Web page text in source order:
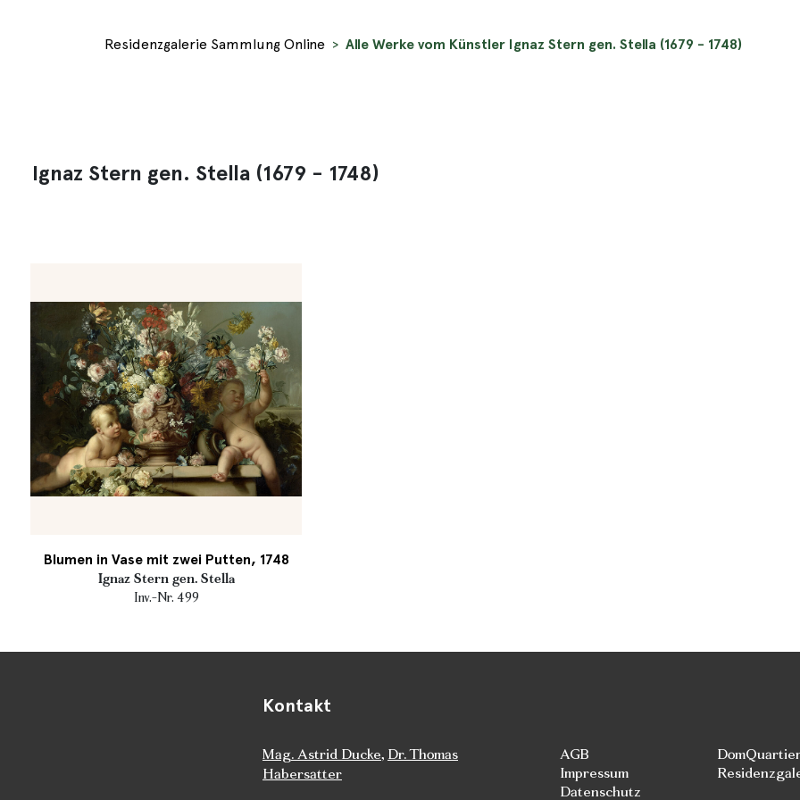
Residenzgalerie Sammlung Online Alle Werke vom Künstler Ignaz Stern gen. Stella (1679 - 1748)
Ignaz Stern gen. Stella (1679 - 1748)
Blumen in Vase mit zwei Putten, 1748
Ignaz Stern gen. Stella
Inv.-Nr. 499
Kontakt
Mag. Astrid Ducke, Dr. Thomas
Habersatter
AGB
Impressum
Datenschutz